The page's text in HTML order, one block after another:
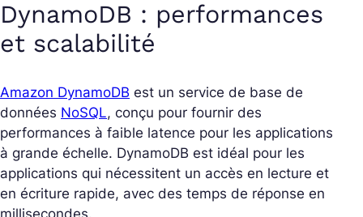
DynamoDB : performances
et scalabilité
Amazon DynamoDB est un service de base de
données NoSQL, conçu pour fournir des
performances à faible latence pour les applications
à grande échelle. DynamoDB est idéal pour les
applications qui nécessitent un accès en lecture et
en écriture rapide, avec des temps de réponse en